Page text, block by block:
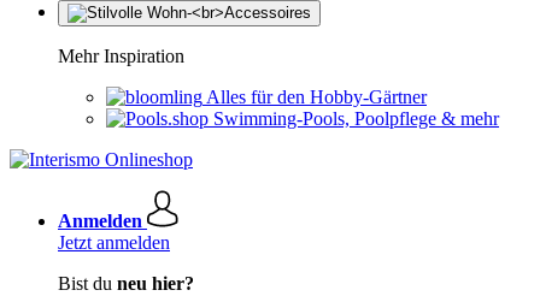
Mehr Inspiration
Alles für den Hobby-Gärtner
Swimming-Pools, Poolpflege & mehr
Anmelden
Jetzt anmelden
Bist du neu hier?